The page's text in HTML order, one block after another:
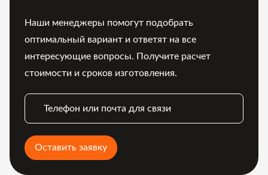
Наши менеджеры помогут подобрать
оптимальный вариант и ответят на все
интересующие вопросы. Получите расчет
стоимости и сроков изготовления.
Телефон или почта для связи
Оставить заявку